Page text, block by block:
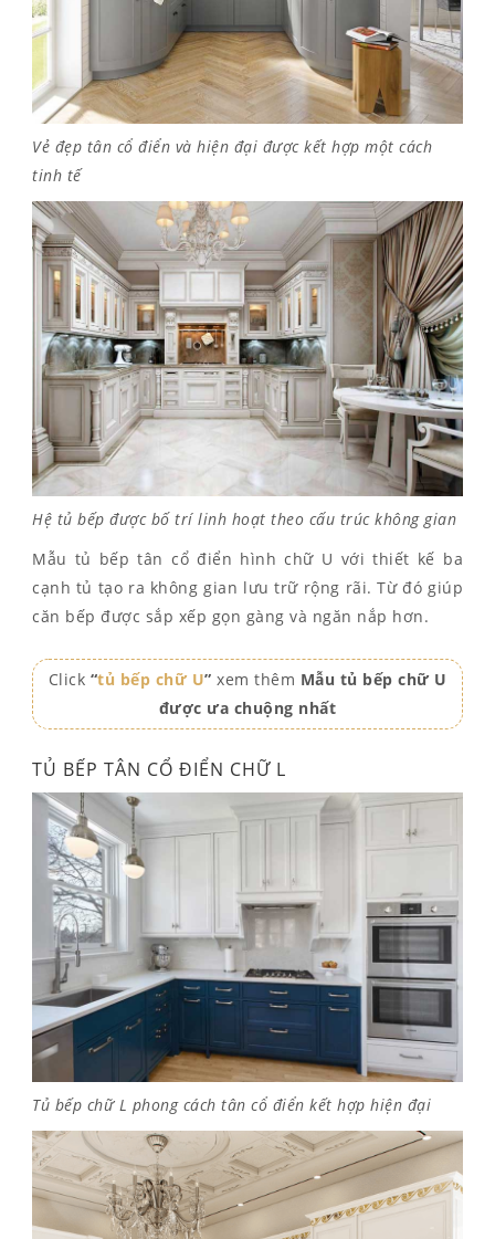
Vẻ đẹp tân cổ điển và hiện đại được kết hợp một cách
tinh tế
Hệ tủ bếp được bố trí linh hoạt theo cấu trúc không gian
Mẫu tủ bếp tân cổ điển hình chữ U với thiết kế ba
cạnh tủ tạo ra không gian lưu trữ rộng rãi. Từ đó giúp
căn bếp được sắp xếp gọn gàng và ngăn nắp hơn.
Click “tủ bếp chữ U” xem thêm Mẫu tủ bếp chữ U
được ưa chuộng nhất
TỦ BẾP TÂN CỔ ĐIỂN CHỮ L
Tủ bếp chữ L phong cách tân cổ điển kết hợp hiện đại